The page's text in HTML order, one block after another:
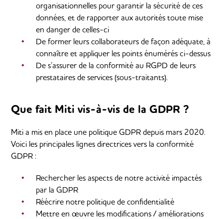
organisationnelles pour garantir la sécurité de ces
données, et de rapporter aux autorités toute mise
en danger de celles-ci
De former leurs collaborateurs de façon adéquate, à
connaître et appliquer les points énumérés ci-dessus
De s’assurer de la conformité au RGPD de leurs
prestataires de services (sous-traitants).
Que fait Miti vis-à-vis de la GDPR ?
Miti a mis en place une politique GDPR depuis mars 2020.
Voici les principales lignes directrices vers la conformité
GDPR :
Rechercher les aspects de notre activité impactés
par la GDPR
Réécrire notre politique de confidentialité
Mettre en œuvre les modifications / améliorations